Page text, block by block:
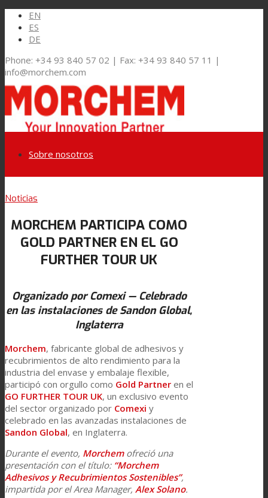
EN
ES
DE
Phone: +34 93 840 57 02 | Fax: +34 93 840 57 11 |
info@morchem.com
Link to Youtube
Sobre nosotros
Mercados y Soluciones
Embalaje Flexible
Laminación de paneles
Laminación técnica
Laminación textil
Resinas de Poliuretano para tintas de impresión
Innovación
Noticias
MORCHEM PARTICIPA COMO
GOLD PARTNER EN EL GO
FURTHER TOUR UK
Organizado por Comexi — Celebrado
en las instalaciones de Sandon Global,
Inglaterra
Morchem, fabricante global de adhesivos y
recubrimientos de alto rendimiento para la
industria del envase y embalaje flexible,
participó con orgullo como Gold Partner en el
GO FURTHER TOUR UK, un exclusivo evento
del sector organizado por Comexi y
celebrado en las avanzadas instalaciones de
Sandon Global, en Inglaterra.
Durante el evento, Morchem ofreció una
presentación con el título: “Morchem
Adhesivos y Recubrimientos Sostenibles”,
impartida por el Area Manager, Alex Solano.